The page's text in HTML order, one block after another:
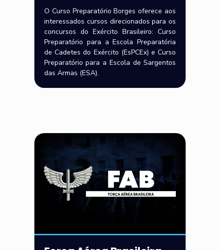
O Curso Preparatório Borges oferece aos
interessados cursos direcionados para os
concursos do Exército Brasileiro: Curso
Preparatório para a Escola Preparatória
de Cadetes do Exército (EsPCEx) e Curso
Preparatório para a Escola de Sargentos
das Armas (ESA).